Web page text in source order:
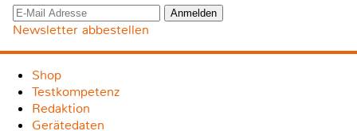
Newsletter abbestellen
Shop
Testkompetenz
Redaktion
Gerätedaten